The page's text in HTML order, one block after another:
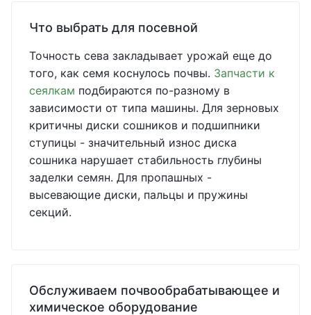
Что выбрать для посевной
Точность сева закладывает урожай еще до
того, как семя коснулось почвы. Запчасти к
сеялкам подбираются по-разному в
зависимости от типа машины. Для зерновых
критичны диски сошников и подшипники
ступицы - значительный износ диска
сошника нарушает стабильность глубины
заделки семян. Для пропашных -
высевающие диски, пальцы и пружины
секций.
Обслуживаем почвообрабатывающее и
химическое оборудование